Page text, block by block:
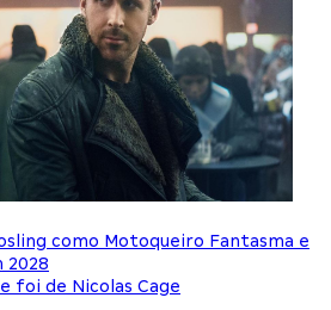
como Motoqueiro Fantasma e
foi de Nicolas Cage